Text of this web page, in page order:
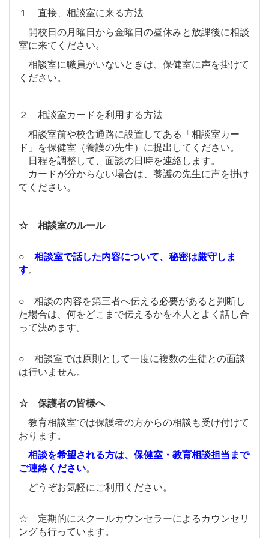
１ 直接、相談室に来る方法
開校日の月曜日から金曜日の昼休みと放課後に相談
室に来てください。
相談室に職員がいないときは、保健室に声を掛けて
ください。
２ 相談室カードを利用する方法
相談室前や校舎通路に設置してある「相談室カー
ド」を保健室（養護の先生）に提出してください。
日程を調整して、面談の日時を連絡します。
カードが分からない場合は、養護の先生に声を掛け
てください。
☆ 相談室のルール
○ 相談室で話した内容について、秘密は厳守しま
す。
○ 相談の内容を第三者へ伝える必要があると判断し
た場合は、何をどこまで伝えるかを本人とよく話し合
って決めます。
○ 相談室では原則として一度に複数の生徒との面談
は行いません。
☆ 保護者の皆様へ
教育相談室では保護者の方からの相談も受け付けて
おります。
相談を希望される方は、保健室・教育相談担当まで
ご連絡ください。
どうぞお気軽にご利用ください。
☆ 定期的にスクールカウンセラーによるカウンセリ
ングも行っています。